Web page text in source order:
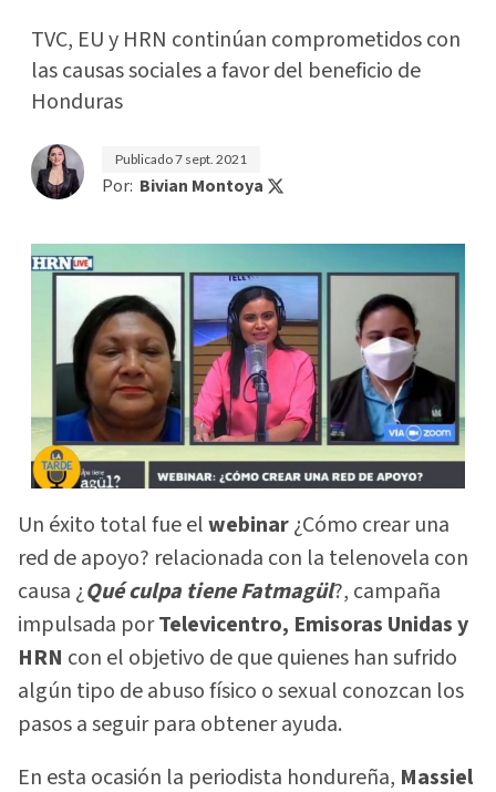
TVC, EU y HRN continúan comprometidos con
las causas sociales a favor del beneficio de
Honduras
Publicado7 sept. 2021
Por: Bivian Montoya
Un éxito total fue elwebinar¿Cómo crear una
red de apoyo? relacionada con la telenovela con
causa ¿Qué culpa tiene Fatmagül?, campaña
impulsada porTelevicentro, Emisoras Unidas y
HRN con el objetivo de que quienes han sufrido
algún tipo de abuso físico o sexual conozcan los
pasos a seguir para obtener ayuda.
En esta ocasión la periodista hondureña, Massiel